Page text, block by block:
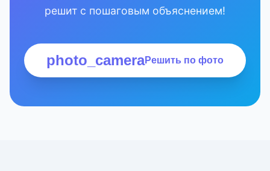
решит с пошаговым объяснением!
photo_cameraРешить по фото